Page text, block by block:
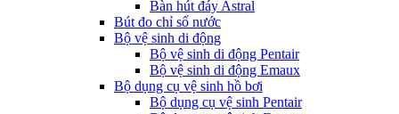
Bàn hút đáy Astral
Bút đo chỉ số nước
Bộ vệ sinh di động
Bộ vệ sinh di động Pentair
Bộ vệ sinh di động Emaux
Bộ dụng cụ vệ sinh hồ bơi
Bộ dụng cụ vệ sinh Pentair